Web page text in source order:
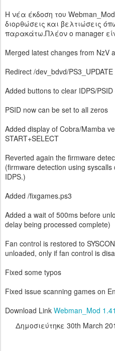
Η νέα έκδοση του
διορθώσεις και βελτιώσεις
παρακάτω.Πλέον ο manager
Merged latest changes from NzV
Redirect /dev_bdvd/
Added buttons to clear IDPS/
PSID now can be set to all zeros
Added display of Cobra/Mamba
START+SELECT
Reverted again the firmware
(firmware detection using
IDPS.)
Added /fixgames.ps3
Added a wait of 500ms before
delay being processed complete)
Fan control is restored to
unloaded, only if fan control is
Fixed some typos
Fixed issue scanning games on
Download Link Webman_Mod
Δημοσιεύτηκε 30th March